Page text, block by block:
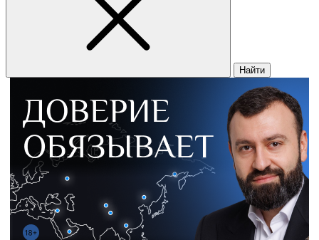
Найти